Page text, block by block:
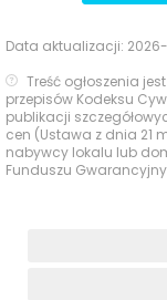
Data aktualizacji:
Treść ogłoszenia
przepisów Kodeksu
publikacji
cen (Ustawa z dnia 21
nabywcy lokalu lub
Funduszu